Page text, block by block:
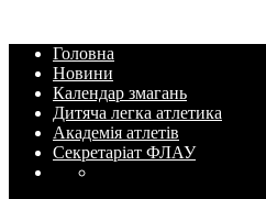
Головна
Новини
Календар змагань
Дитяча легка атлетика
Академія атлетів
Секретаріат ФЛАУ